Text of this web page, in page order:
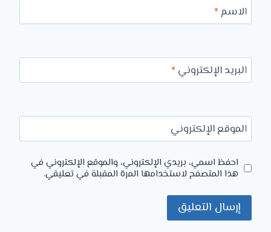
الاسم*
البريد الإلكتروني*
الموقع الإلكتروني
احفظ اسمي، بريدي الإلكتروني، والموقع الإلكتروني في
هذا المتصفح لاستخدامها المرة المقبلة في تعليقي.